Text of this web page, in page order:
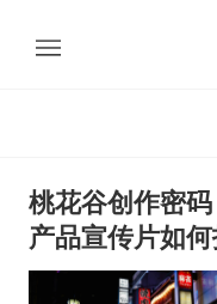
桃花谷创作密
产品宣传片如